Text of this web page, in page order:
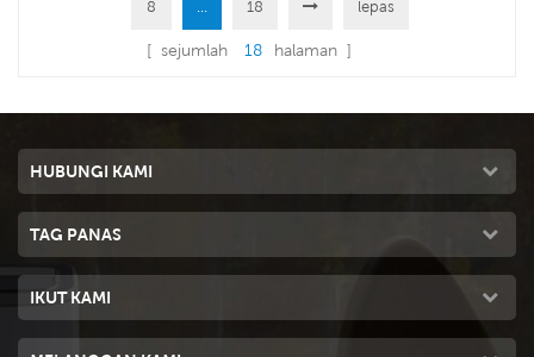
anda angin kuat 18000 CMH, 12
prestasi penyejukan terkemuka
industri.
1.1KW, membawakan anda angin
kuat 18000 CMH, kelajuan
8 ... 18 lepas
[ sejumlah 18 halaman ]
HUBUNGI KAMI
TAG PANAS
IKUT KAMI